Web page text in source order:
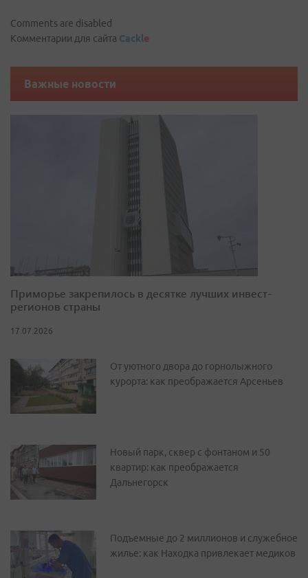
Comments are disabled
Комментарии для сайта Cackle
Важные новости
Приморье закрепилось в десятке лучших инвест-
регионов страны
17.07.2026
От уютного двора до горнолыжного
курорта: как преображается Арсеньев
Новый парк, сквер с фонтаном и 50
квартир: как преображается
Дальнегорск
Подъемные до 2 миллионов и служебное
жилье: как Находка привлекает медиков